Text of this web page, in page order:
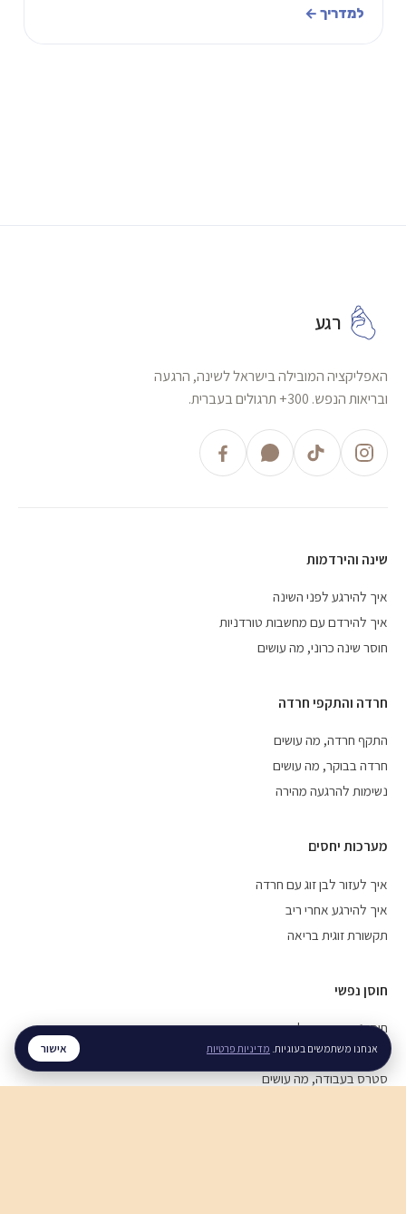
שפותחים את הפה.
למדריך ←
רגע
האפליקציה המובילה בישראל לשינה, הרגעה
ובריאות הנפש. 300+ תרגולים בעברית.
שינה והירדמות
איך להירגע לפני השינה
איך להירדם עם מחשבות טורדניות
חוסר שינה כרוני, מה עושים
חרדה והתקפי חרדה
התקף חרדה, מה עושים
חרדה בבוקר, מה עושים
נשימות להרגעה מהירה
מערכות יחסים
איך לעזור לבן זוג עם חרדה
איך להירגע אחרי ריב
תקשורת זוגית בריאה
חוסן נפשי
חוסן נפשי בזמן מלחמה
ויסות רגשי, איך מתרגלים
סטרס בעבודה, מה עושים
אנחנו משתמשים בעוגיות. מדיניות פרטיות אישור